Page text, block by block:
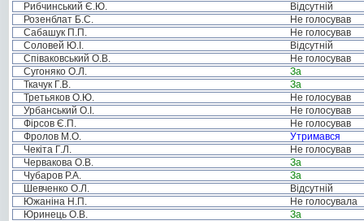
Рибчинський Є.Ю.
Відсутній
Розенблат Б.С.
Не голосував
Сабашук П.П.
Не голосував
Соловей Ю.І.
Відсутній
Співаковський О.В.
Не голосував
Сугоняко О.Л.
За
Ткачук Г.В.
За
Третьяков О.Ю.
Не голосував
Урбанський О.І.
Не голосував
Фірсов Є.П.
Не голосував
Фролов М.О.
Утримався
Чекіта Г.Л.
Не голосував
Червакова О.В.
За
Чубаров Р.А.
За
Шевченко О.Л.
Відсутній
Южаніна Н.П.
Не голосувала
Юринець О.В.
За